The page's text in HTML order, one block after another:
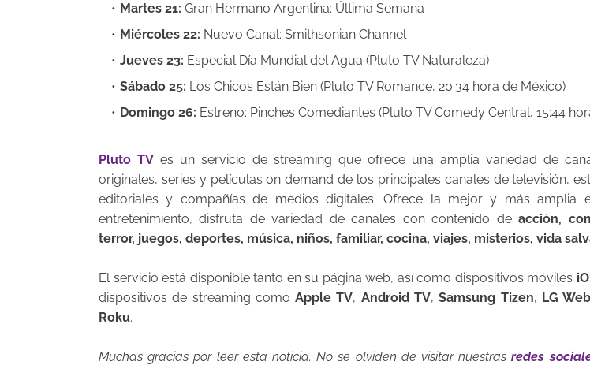
Martes 21: Gran Hermano Argentina: Última Semana
Miércoles 22: Nuevo Canal: Smithsonian Channel
Jueves 23: Especial Día Mundial del Agua (Pluto TV Naturaleza)
Sábado 25: Los Chicos Están Bien (Pluto TV Romance, 20:34 hora de México)
Domingo 26: Estreno: Pinches Comediantes (Pluto TV Comedy Central, 15:44
Pluto TV es un servicio de streaming que ofrece una amplia variedad de
originales, series y películas on demand de los principales canales de televisión,
editoriales y compañías de medios digitales. Ofrece la mejor y más amplia
entretenimiento, disfruta de variedad de canales con contenido deacción,
terror, juegos, deportes, música, niños, familiar, cocina, viajes, misterios, vida
El servicio está disponible tanto en su página web, así como dispositivos móviles
dispositivos de streaming comoApple TV, Android TV,Samsung Tizen, LG
Roku.
Muchas gracias por leer esta noticia. No se olviden de visitar nuestrasredes